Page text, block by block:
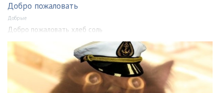
Добро пожаловать
Добрые
Добро пожаловать хлеб соль